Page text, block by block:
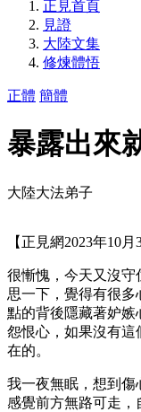
正見首頁
見證
大陸文集
修煉體悟
正體 簡體
暴露出來
大陸大法弟子
【正見網2023年10月
很慚愧，今天又沒守
思一下，覺得有很
點的背後隱藏著妒嫉
怨恨心，如果沒有這
在的。
我一夜無眠，想到傷
感覺前方無路可走，